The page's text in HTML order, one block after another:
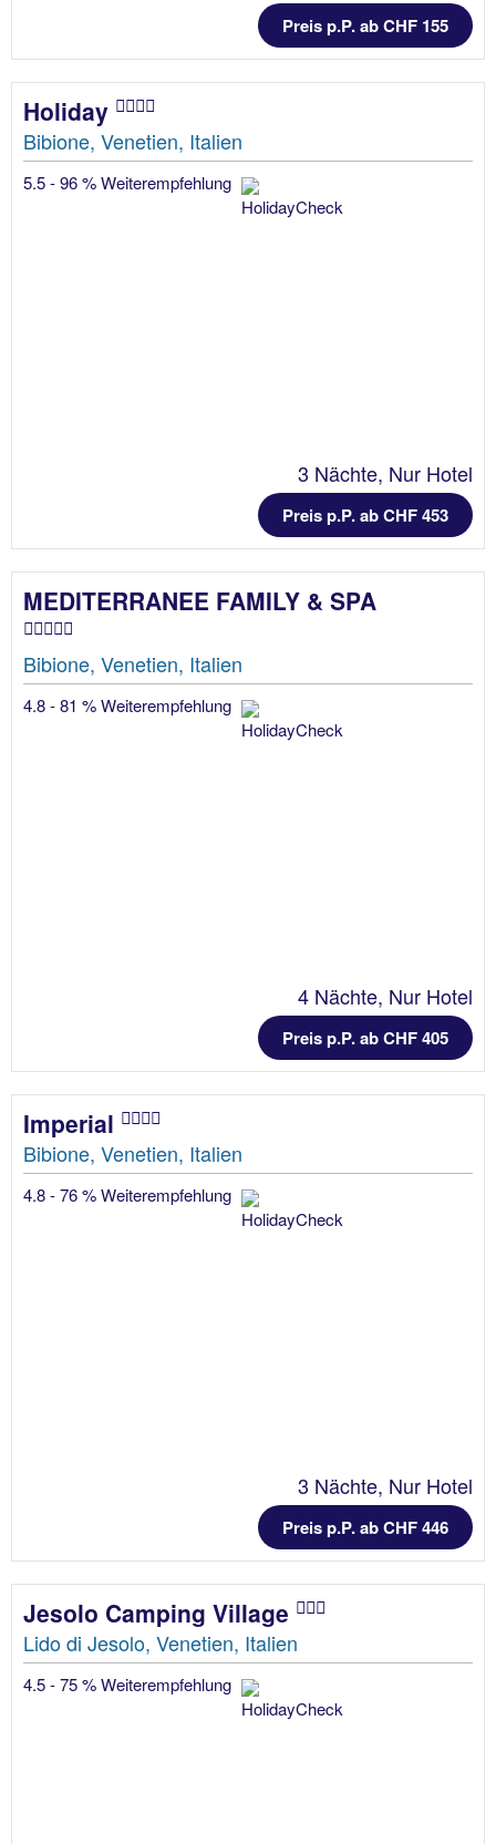
Preis p.P. ab CHF 155
Holiday
Bibione, Venetien, Italien
5.5 - 96 % Weiterempfehlung
3 Nächte, Nur Hotel
Preis p.P. ab CHF 453
MEDITERRANEE FAMILY & SPA
Bibione, Venetien, Italien
4.8 - 81 % Weiterempfehlung
4 Nächte, Nur Hotel
Preis p.P. ab CHF 405
Imperial
Bibione, Venetien, Italien
4.8 - 76 % Weiterempfehlung
3 Nächte, Nur Hotel
Preis p.P. ab CHF 446
Jesolo Camping Village
Lido di Jesolo, Venetien, Italien
4.5 - 75 % Weiterempfehlung